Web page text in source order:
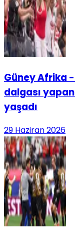
Güney Afrika
dalgası
yaşadı
29 Haziran 2026